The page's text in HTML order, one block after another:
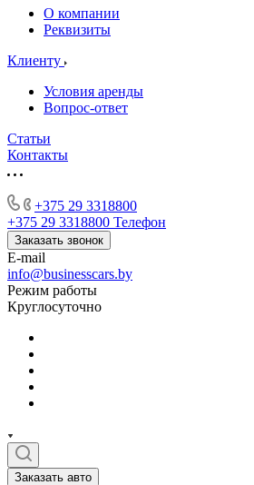
О компании
Реквизиты
Клиенту
Условия аренды
Вопрос-ответ
Статьи
Контакты
+375 29 3318800
+375 29 3318800 Телефон
Заказать звонок
E-mail
info@businesscars.by
Режим работы
Круглосуточно
Заказать авто